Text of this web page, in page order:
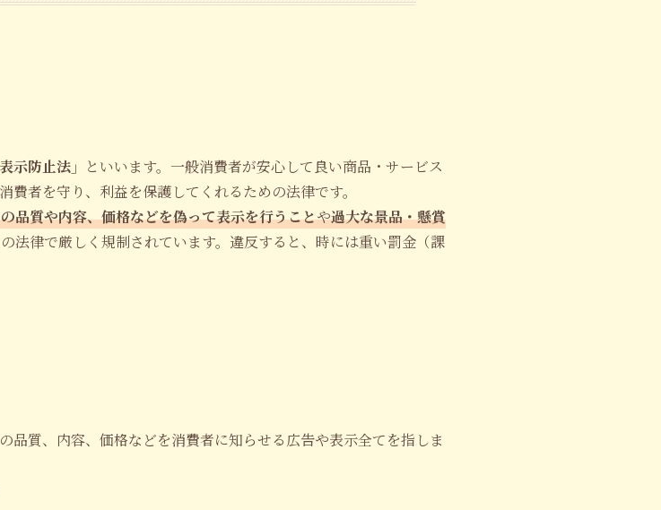
示防止法」 といいます。一般消費者が安心して良い商品・サービス
者を守り、利益を保護してくれるための法律です。
品質や内容、価格などを偽って表示を行うことや過大な景品・懸賞
法律で厳しく規制されています。違反すると、時には重い罰金（課
品質、内容、価格などを消費者に知らせる広告や表示全てを指しま